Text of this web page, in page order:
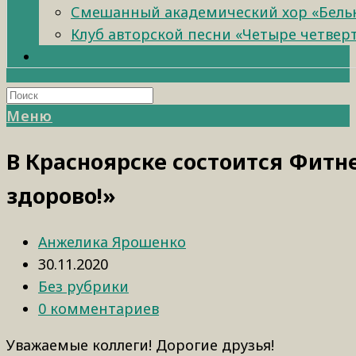
Смешанный академический хор
Клуб авторской песни «Четыре
Меню
В Красноярске состоится
здорово!»
Анжелика Ярошенко
30.11.2020
Без рубрики
0 комментариев
Уважаемые коллеги! Дорогие друзья!